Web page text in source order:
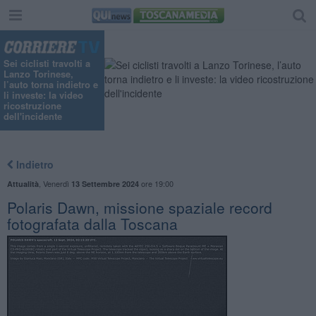
Sei ciclisti travolti a
Lanzo Torinese,
l’auto torna indietro e
li investe: la video
ricostruzione
dell'incidente
Indietro
Attualità Venerdì 13 Settembre 2024ore 19:00
Polaris Dawn, missione spaziale record
fotografata dalla Toscana